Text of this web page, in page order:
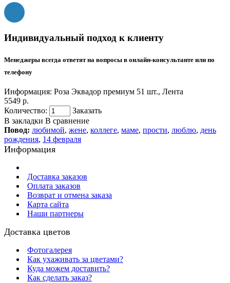
Индивидуальный подход к клиенту
Менеджеры всегда ответят на вопросы в онлайн-консультанте или по
телефону
Информация: Роза Эквадор премиум 51 шт., Лента
5549 р.
Количество:
Заказать
В закладки В сравнение
Повод: любимой, жене, коллеге, маме, прости, люблю, день
рождения, 14 февраля
Информация
Доставка заказов
Оплата заказов
Возврат и отмена заказа
Карта сайта
Наши партнеры
Доставка цветов
Фотогалерея
Как ухаживать за цветами?
Куда можем доставить?
Как сделать заказ?